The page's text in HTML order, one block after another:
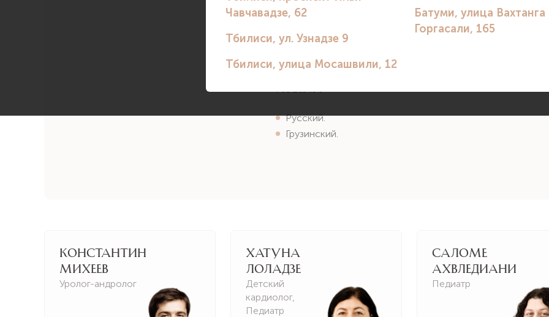
Лазеротерапия при воспалительных и дегенеративных
Реабилитация и восстановительное лечение после
Комплексное ведение пациентов с сопутствующей
Русский.
Грузинский.
Константин
Михеев
Уролог-андролог
Хатуна
Лоладзе
Детский
кардиолог,
Педиатр
Саломе
Ахвледиани
Педиатр